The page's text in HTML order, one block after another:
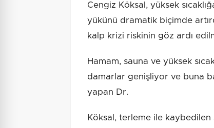
Cengiz Köksal, yüksek
yükünü dramatik biçimde
kalp krizi riskinin göz ardı
Hamam, sauna ve yüksek
damarlar genişliyor ve buna
yapan Dr.
Köksal, terleme ile